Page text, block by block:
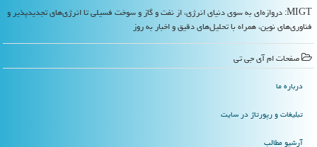
MIGT: دروازه‌ای به سوی دنیای انرژی، از نفت و گاز و سوخت فسیلی تا انرژی‌های تجدیدپذیر و
فناوری‌های نوین، همراه با تحلیل‌های دقیق و اخبار به روز
صفحات ام آی جی تی
درباره ما
تبلیغات و رپورتاژ در سایت
آرشیو مطالب